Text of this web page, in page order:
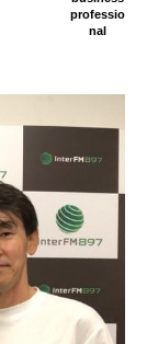
professio
nal